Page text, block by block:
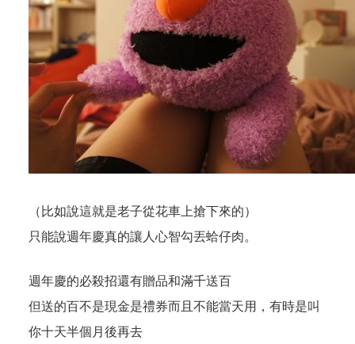
（比如說這就是老子從花車上搶下來的）
只能說週年慶真的讓人心智勾丟蛤仔肉。
週年慶的必殺招還有贈品和滿千送百
但送的百不是現金是禮券而且不能當天用，有時是叫
你十天半個月後再去